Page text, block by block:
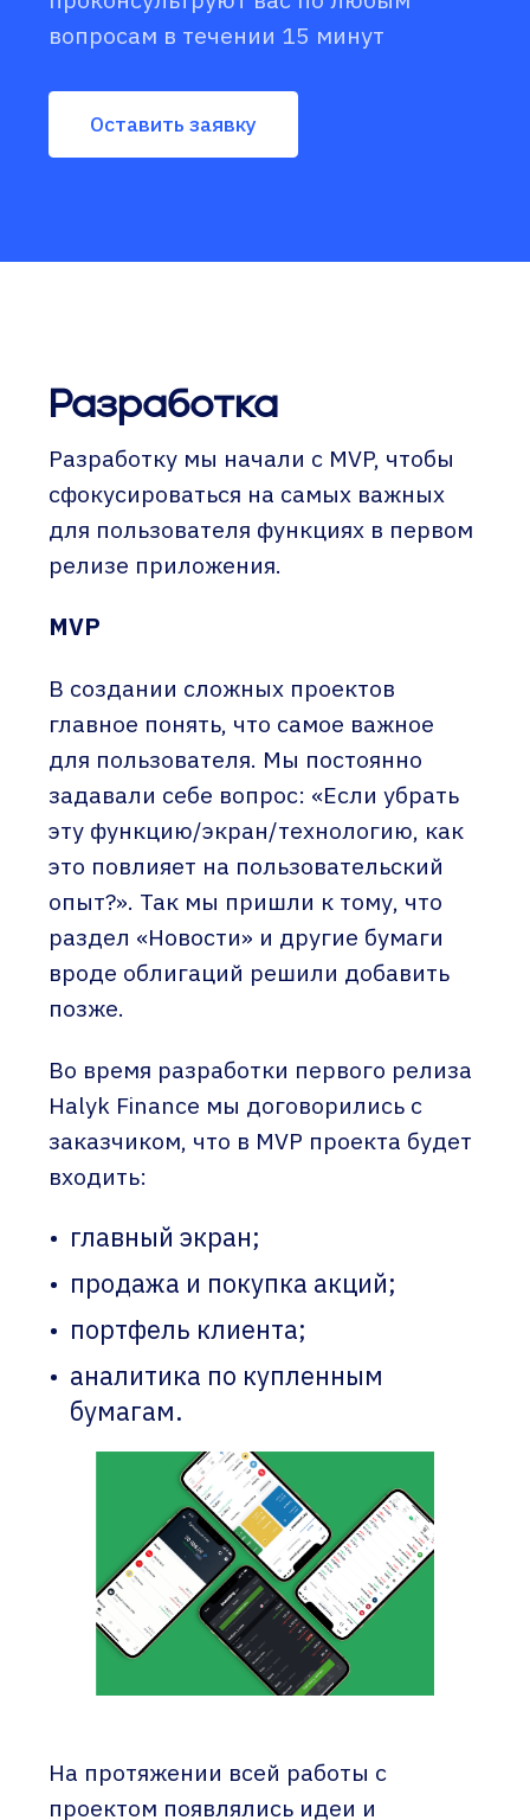
вопросам в течении 15 минут
Оставить заявку
Разработка
Разработку мы начали с MVP, чтобы
сфокусироваться на самых важных
для пользователя функциях в первом
релизе приложения.
MVP
В создании сложных проектов
главное понять, что самое важное
для пользователя. Мы постоянно
задавали себе вопрос: «Если убрать
эту функцию/экран/технологию, как
это повлияет на пользовательский
опыт?». Так мы пришли к тому, что
раздел «Новости» и другие бумаги
вроде облигаций решили добавить
позже.
Во время разработки первого релиза
Halyk Finance мы договорились с
заказчиком, что в MVP проекта будет
входить:
главный экран;
продажа и покупка акций;
портфель клиента;
аналитика по купленным
бумагам.
На протяжении всей работы с
проектом появлялись идеи и